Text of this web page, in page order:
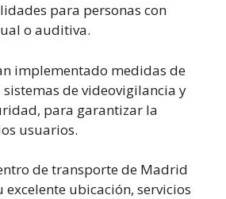
para personas con
o auditiva.
implementado medidas de
de videovigilancia y
para garantizar la
usuarios.
de transporte de Madrid
excelente ubicación, servicios